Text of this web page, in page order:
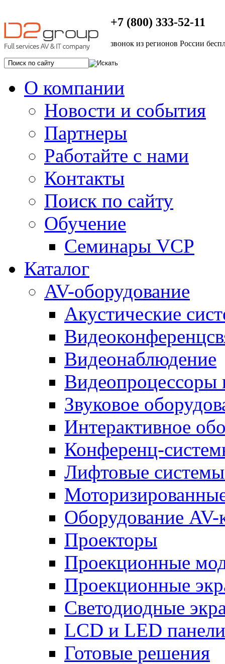
+7 (800) 333-52-11
звонок из регионов России
О компании
Новости и события
Партнеры
Работайте с нами
Контакты
Поиск по сайту
Обучение
Семинары VCP
Каталог
AV-оборудование
Акустические
Видеонаблюдение
Видеопроцессоры
Звуковое
Интерактивное
Конференц-
Лифтовые
Оборудование
Проекторы
Проекционные
Проекционные
Светодиодные
LCD и LED панели
Готовые решения